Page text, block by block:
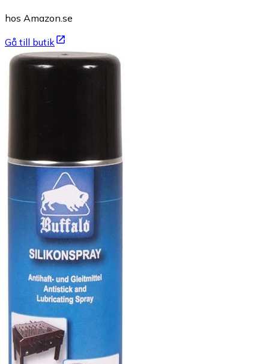
hos Amazon.se
Gå till butik